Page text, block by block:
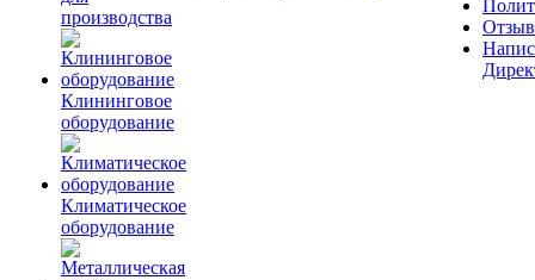
производства
Клининговое
оборудование
Климатическое
оборудование